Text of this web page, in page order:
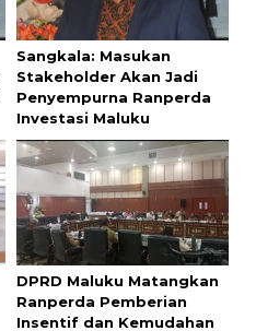
Sangkala: Masukan
Stakeholder Akan Jadi
Penyempurna Ranperda
Investasi Maluku
DPRD Maluku Matangkan
Ranperda Pemberian
Insentif dan Kemudahan